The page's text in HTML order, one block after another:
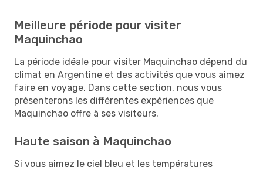
Meilleure période pour visiter
Maquinchao
La période idéale pour visiter Maquinchao dépend du
climat en Argentine et des activités que vous aimez
faire en voyage. Dans cette section, nous vous
présenterons les différentes expériences que
Maquinchao offre à ses visiteurs.
Haute saison à Maquinchao
Si vous aimez le ciel bleu et les températures